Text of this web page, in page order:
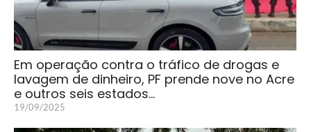
Em operação contra o tráfico de drogas e
lavagem de dinheiro, PF prende nove no Acre
e outros seis estados…
19/09/2025